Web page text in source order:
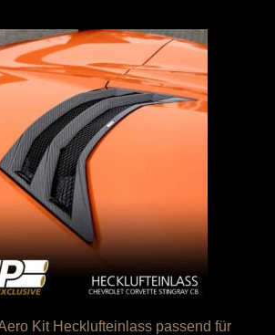
Kit Hecklufteinlass passend für